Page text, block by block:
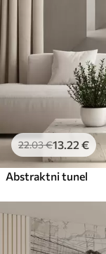
22.03€13 .22 €
Abstraktni tunel